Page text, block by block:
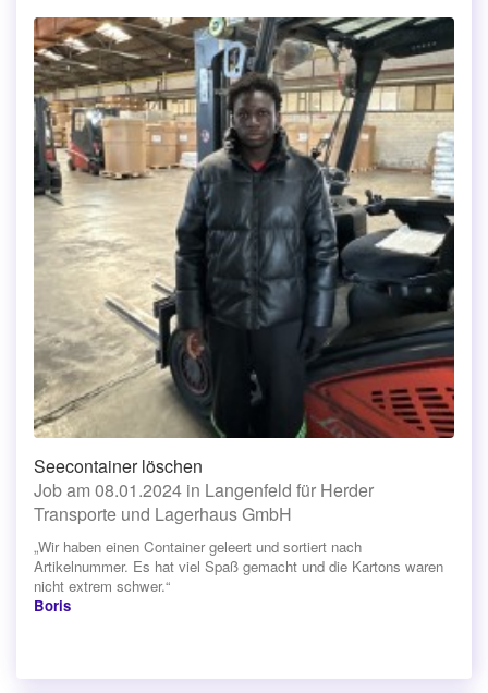
Seecontainer löschen
Job am 08.01.2024 in Langenfeld für Herder
Transporte und Lagerhaus GmbH
„Wir haben einen Container geleert und sortiert nach
Artikelnummer. Es hat viel Spaß gemacht und die Kartons waren
nicht extrem schwer.“
Boris